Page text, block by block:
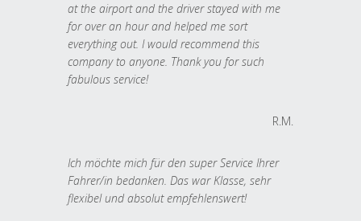
at the airport and the driver stayed with me
for over an hour and helped me sort
everything out. I would recommend this
company to anyone. Thank you for such
fabulous service!
R.M.
Ich möchte mich für den super Service Ihrer
Fahrer/in bedanken. Das war Klasse, sehr
flexibel und absolut empfehlenswert!